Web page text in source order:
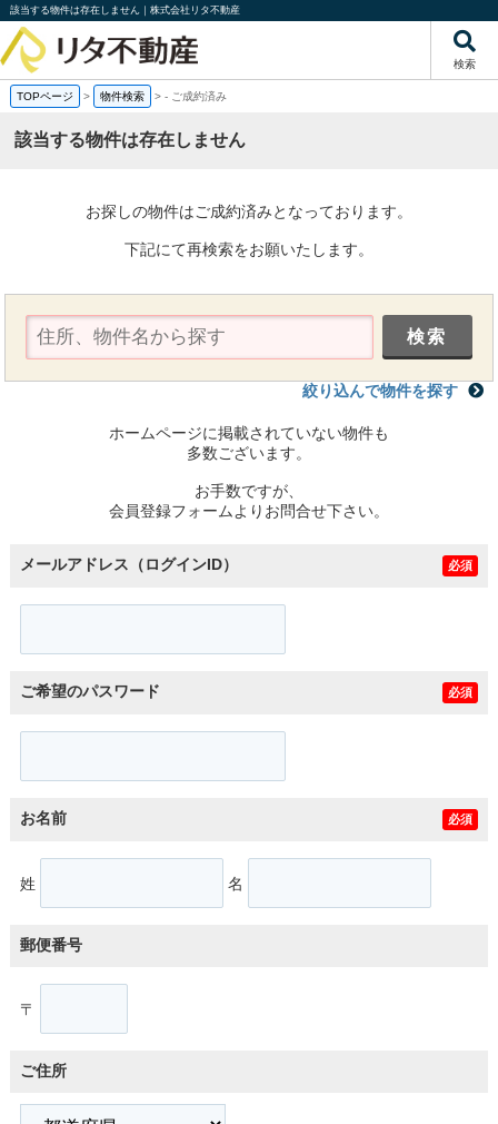
該当する物件は存在しません｜株式会社リタ不動産
検索
TOPページ > 物件検索 >- ご成約済み
該当する物件は存在しません
お探しの物件はご成約済みとなっております。
下記にて再検索をお願いたします。
絞り込んで物件を探す
ホームページに掲載されていない物件も
多数ございます。
お手数ですが、
会員登録フォームよりお問合せ下さい。
メールアドレス（ログインID） 必須
ご希望のパスワード 必須
お名前 必須
姓 名
郵便番号
〒
ご住所